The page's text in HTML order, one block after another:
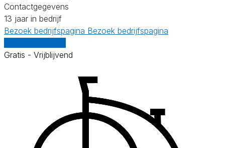
Contactgegevens
13 jaar in bedrijf
Bezoek bedrijfspagina Bezoek bedrijfspagina
Gratis - Vrijblijvend